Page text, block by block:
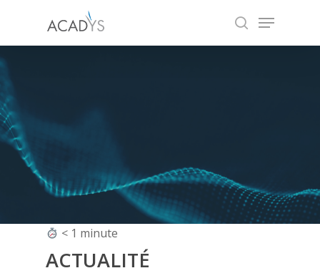
main
content
search
Menu
< 1 minute
ACTUALITÉ